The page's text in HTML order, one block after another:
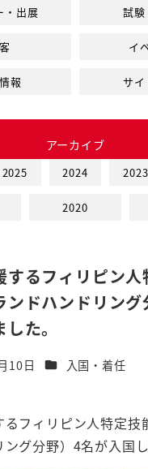
・出展 試験
イ
報 サイ
アーカイブ
2025 2024 2023
2020
するフィリピン
ンドハンドリン
た。
10日 カテゴリー
入国・着任
るフィリピン人特定技
グ分野）4名が入国し